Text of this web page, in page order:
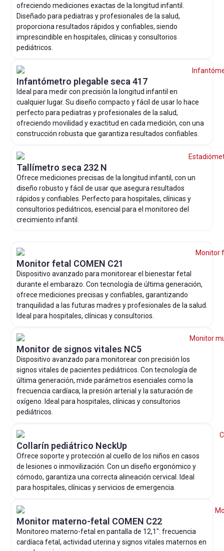
ofreciendo mediciones exactas de la longitud infantil.
Diseñado para pediatras y profesionales de la salud,
proporciona resultados rápidos y confiables, siendo
imprescindible en hospitales, clínicas y consultorios
pediátricos.
Infantómetro plegable seca 417
Ideal para medir con precisión la longitud infantil en
cualquier lugar. Su diseño compacto y fácil de usar lo hace
perfecto para pediatras y profesionales de la salud,
ofreciendo movilidad y exactitud en cada medición, con una
construcción robusta que garantiza resultados confiables.
Tallímetro seca 232 N
Ofrece mediciones precisas de la longitud infantil, con un
diseño robusto y fácil de usar que asegura resultados
rápidos y confiables. Perfecto para hospitales, clínicas y
consultorios pediátricos, esencial para el monitoreo del
crecimiento infantil.
Monitor fetal COMEN C21
Dispositivo avanzado para monitorear el bienestar fetal
durante el embarazo. Con tecnología de última generación,
ofrece mediciones precisas y confiables, garantizando
tranquilidad a las futuras madres y profesionales de la salud.
Ideal para hospitales, clínicas y consultorios.
Monitor de signos vitales NC5
Dispositivo avanzado para monitorear con precisión los
signos vitales de pacientes pediátricos. Con tecnología de
última generación, mide parámetros esenciales como la
frecuencia cardíaca, la presión arterial y la saturación de
oxígeno. Ideal para hospitales, clínicas y consultorios
pediátricos.
Collarín pediátrico NeckUp
Ofrece soporte y protección al cuello de los niños en casos
de lesiones o inmovilización. Con un diseño ergonómico y
cómodo, garantiza una correcta alineación cervical. Ideal
para hospitales, clínicas y servicios de emergencia.
Monitor materno-fetal COMEN C22
Monitoreo materno-fetal en pantalla de 12,1″: frecuencia
cardíaca fetal, actividad uterina y signos vitales maternos en